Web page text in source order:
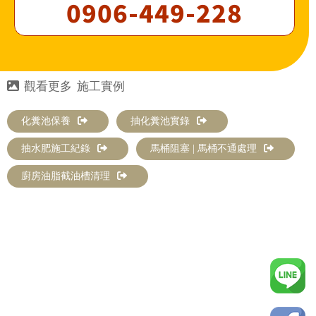
0906-449-228
施工實例
化糞池保養 抽化糞池實錄
抽水肥施工紀錄 馬桶阻塞 | 馬桶不通處理
廚房油脂截油槽清理